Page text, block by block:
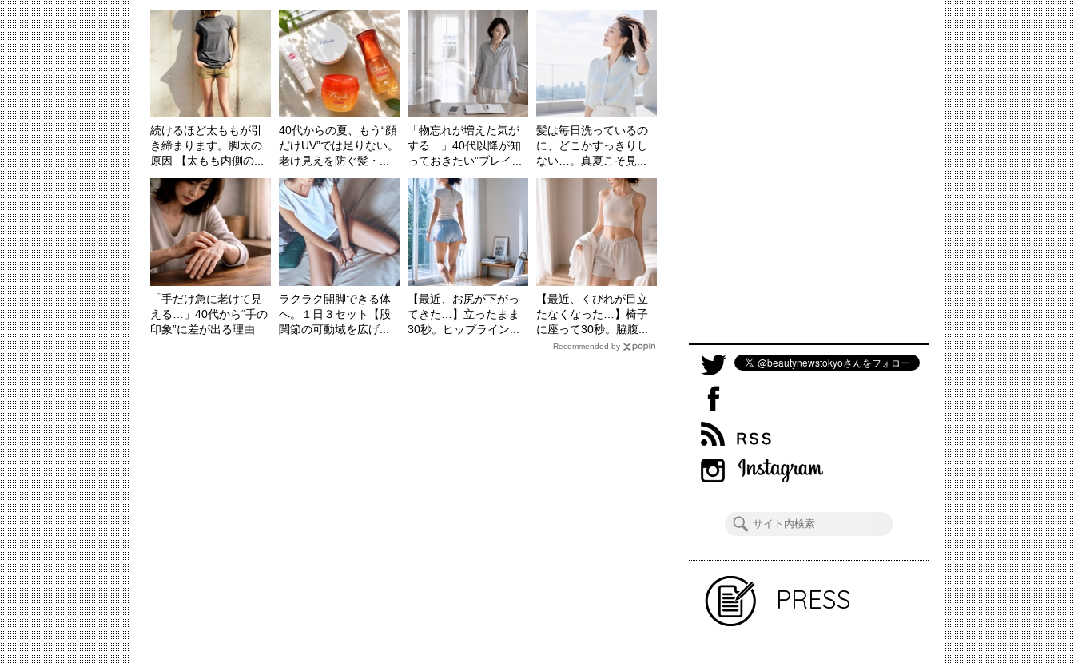
続けるほど太ももが引
き締まります。脚太の
原因 【太もも内側の...
40代からの夏、もう“顔
だけUV”では足りない。
老け見えを防ぐ髪・...
「物忘れが増えた気が
する…」40代以降が知
っておきたい”ブレイ...
髪は毎日洗っているの
に、どこかすっきりし
ない…。真夏こそ見...
「手だけ急に老けて見
える…」40代から“手の
印象”に差が出る理由
ラクラク開脚できる体
へ。１日３セット【股
関節の可動域を広げ...
【最近、お尻が下がっ
てきた…】立ったまま
30秒。ヒップライン...
【最近、くびれが目立
たなくなった…】椅子
に座って30秒。脇腹...
Recommended by
PRESS